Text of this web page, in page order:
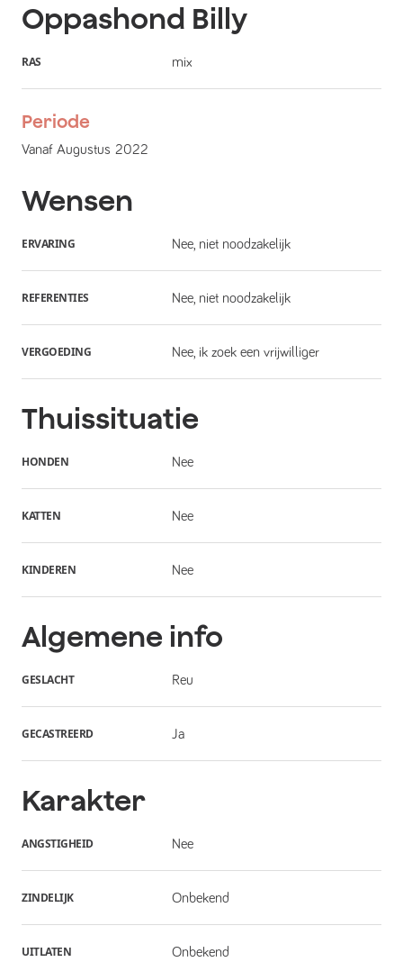
Oppashond Billy
RAS mix
Periode
Vanaf Augustus 2022
Wensen
ERVARING Nee, niet noodzakelijk
REFERENTIES Nee, niet noodzakelijk
VERGOEDING Nee, ik zoek een vrijwilliger
Thuissituatie
HONDEN Nee
KATTEN Nee
KINDEREN Nee
Algemene info
GESLACHT Reu
GECASTREERD Ja
Karakter
ANGSTIGHEID Nee
ZINDELIJK Onbekend
UITLATEN Onbekend